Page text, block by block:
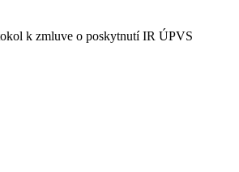
k zmluve o poskytnutí IR ÚPVS